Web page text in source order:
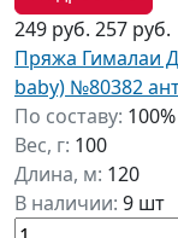
249 руб. 257 руб.
Пряжа Гималаи
baby) №80382
По составу:
Вес, г: 100
Длина, м: 120
В наличии: 9 шт